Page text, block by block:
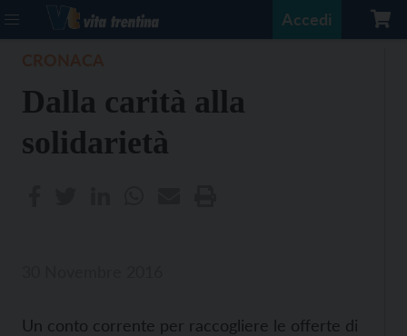
Accedi
Dalla carità alla
solidarietà
Un conto corrente per raccogliere le offerte di